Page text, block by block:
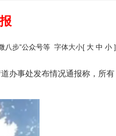
八步”公众号等 字体大小[ 大 中 小 ]
办事处发布情况通报称，所有